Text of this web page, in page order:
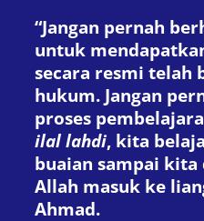
“Jangan pernah
untuk
secara resmi telah
hukum. Jangan
proses
ilal lahdi, kita
buaian sampai
Allah masuk ke
Ahmad.